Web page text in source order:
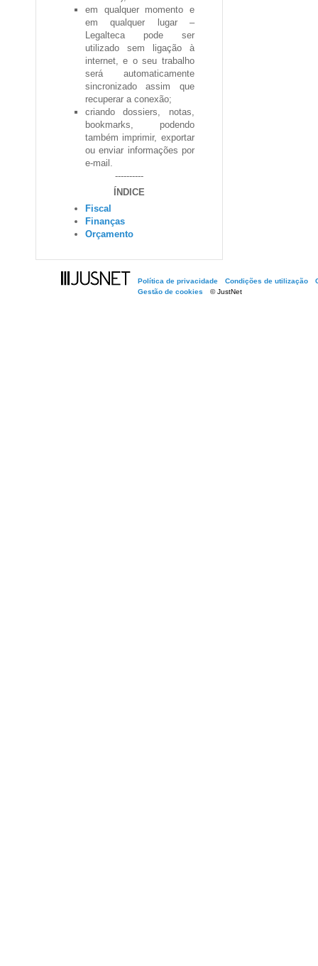
em qualquer momento e
emqualquer lugar–
Legalteca pode ser
utilizado sem ligação à
internet, e o seu trabalho
será automaticamente
sincronizado assim que
recuperar a conexão;
criando dossiers, notas,
bookmarks, podendo
também imprimir, exportar
ouenviar informações por
e-mail.
----------
ÍNDICE
Fiscal
Finanças
Orçamento
Política de privacidade Condições de utilização
Gestão de cookies
© JustNet